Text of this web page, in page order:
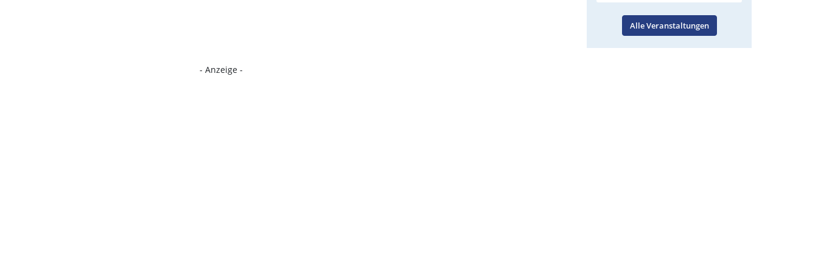
Alle Veranstaltungen
- Anzeige -